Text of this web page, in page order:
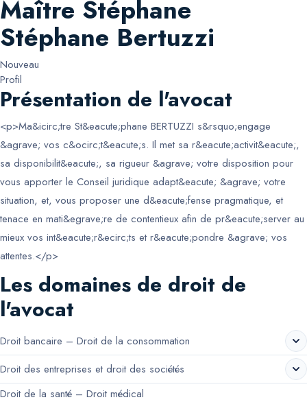
Maître Stéphane
Stéphane Bertuzzi
Nouveau
Profil
Présentation de l'avocat
<p>Ma&icirc;tre St&eacute;phane BERTUZZI s&rsquo;engage
&agrave; vos c&ocirc;t&eacute;s. Il met sa r&eacute;activit&eacute;,
sa disponibilit&eacute;, sa rigueur &agrave; votre disposition pour
vous apporter le Conseil juridique adapt&eacute; &agrave; votre
situation, et, vous proposer une d&eacute;fense pragmatique, et
tenace en mati&egrave;re de contentieux afin de pr&eacute;server au
mieux vos int&eacute;r&ecirc;ts et r&eacute;pondre &agrave; vos
attentes.</p>
Les domaines de droit de
l'avocat
Droit bancaire – Droit de la consommation
Droit des entreprises et droit des sociétés
Droit de la santé – Droit médical